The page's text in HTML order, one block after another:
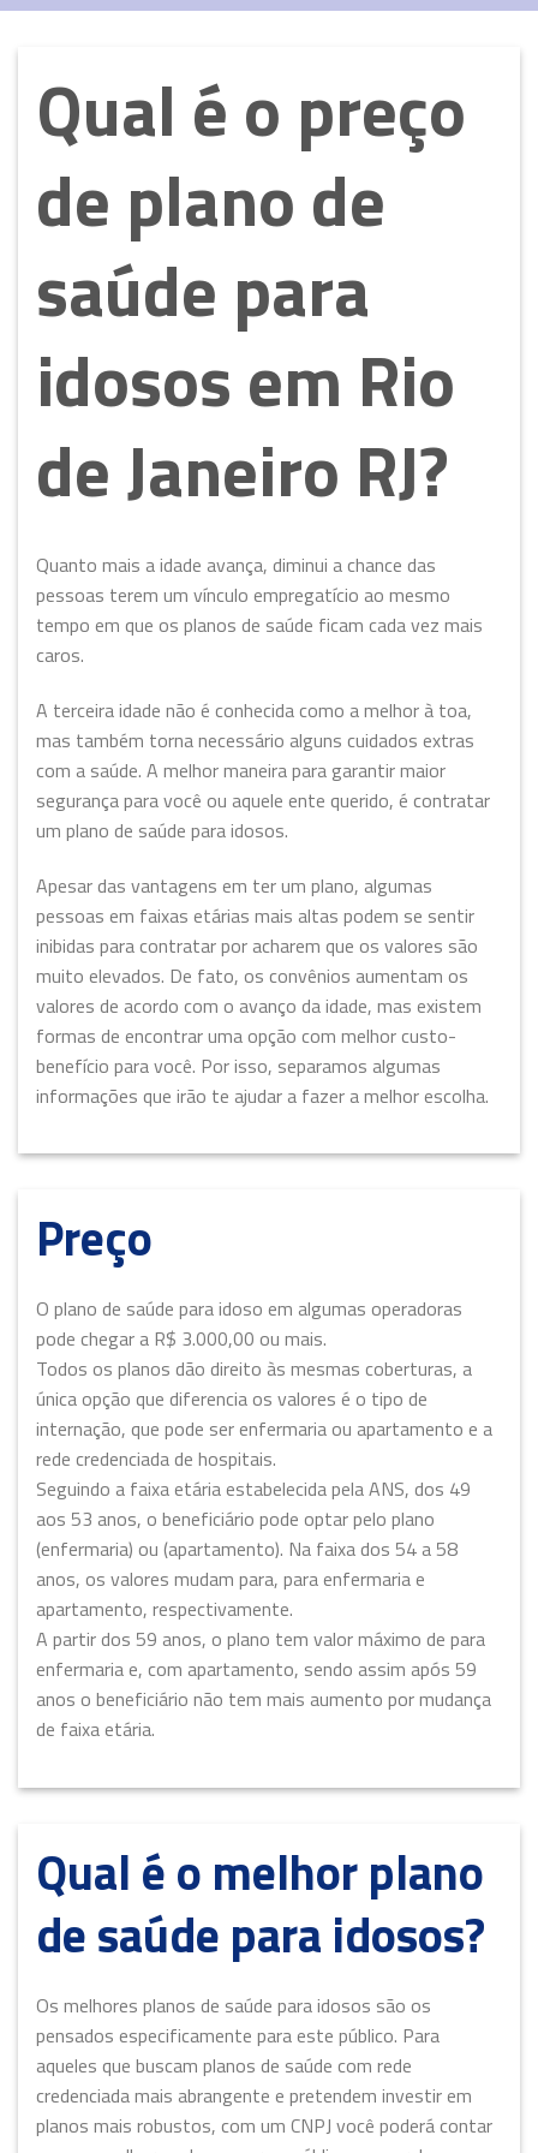
Qual é o preço
de plano de
saúde para
idosos em Rio
de Janeiro RJ?
Quanto mais a idade avança, diminui a chance das
pessoas terem um vínculo empregatício ao mesmo
tempo em que os planos de saúde ficam cada vez mais
caros.
A terceira idade não é conhecida como a melhor à toa,
mas também torna necessário alguns cuidados extras
com a saúde. A melhor maneira para garantir maior
segurança para você ou aquele ente querido, é contratar
um plano de saúde para idosos.
Apesar das vantagens em ter um plano, algumas
pessoas em faixas etárias mais altas podem se sentir
inibidas para contratar por acharem que os valores são
muito elevados. De fato, os convênios aumentam os
valores de acordo com o avanço da idade, mas existem
formas de encontrar uma opção com melhor custo-
benefício para você. Por isso, separamos algumas
informações que irão te ajudar a fazer a melhor escolha.
Preço
O plano de saúde para idoso em algumas operadoras
pode chegar a R$ 3.000,00 ou mais.
Todos os planos dão direito às mesmas coberturas, a
única opção que diferencia os valores é o tipo de
internação, que pode ser enfermaria ou apartamento e a
rede credenciada de hospitais.
Seguindo a faixa etária estabelecida pela ANS, dos 49
aos 53 anos, o beneficiário pode optar pelo plano
(enfermaria) ou (apartamento). Na faixa dos 54 a 58
anos, os valores mudam para, para enfermaria e
apartamento, respectivamente.
A partir dos 59 anos, o plano tem valor máximo de para
enfermaria e, com apartamento, sendo assim após 59
anos o beneficiário não tem mais aumento por mudança
de faixa etária.
Qual é o melhor plano
de saúde para idosos?
Os melhores planos de saúde para idosos são os
pensados especificamente para este público. Para
aqueles que buscam planos de saúde com rede
credenciada mais abrangente e pretendem investir em
planos mais robustos, com um CNPJ você poderá contar